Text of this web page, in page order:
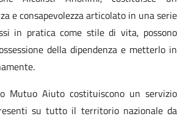
e consapevolezza articolato in una serie
in pratica come stile di vita, possono
della dipendenza e metterlo in
Mutuo Aiuto costituiscono un servizio
su tutto il territorio nazionale da